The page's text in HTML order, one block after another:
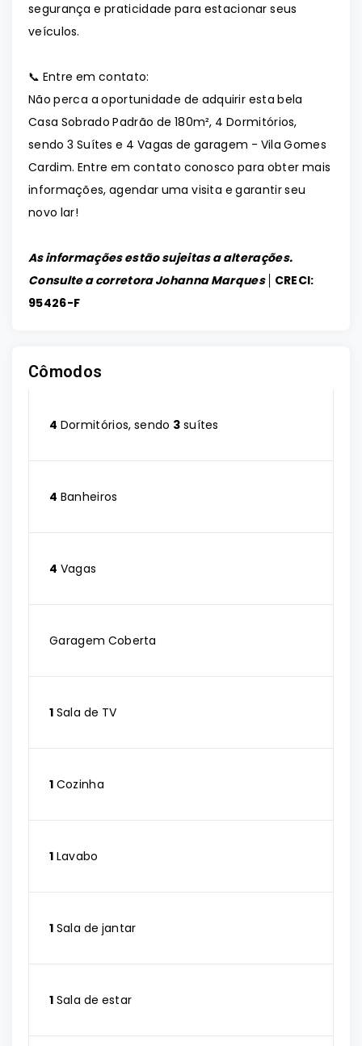
segurança e praticidade para estacionar seus
veículos.
📞 Entre em contato:
Não perca a oportunidade de adquirir esta bela
Casa Sobrado Padrão de 180m², 4 Dormitórios,
sendo 3 Suítes e 4 Vagas de garagem - Vila Gomes
Cardim. Entre em contato conosco para obter mais
informações, agendar uma visita e garantir seu
novo lar!
As informações estão sujeitas a alterações.
Consulte a corretora Johanna Marques │ CRECI:
95426-F
Cômodos
4 Dormitórios, sendo 3 suítes
4 Banheiros
4 Vagas
Garagem Coberta
1 Sala de TV
1 Cozinha
1 Lavabo
1 Sala de jantar
1 Sala de estar